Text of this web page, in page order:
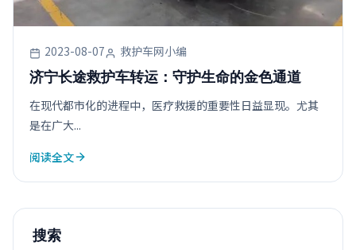
2023-08-07 救护车网小编
济宁长途救护车转运：守护生命的金色通道
在现代都市化的进程中，医疗救援的重要性日益显现。尤其
是在广大...
阅读全文
搜索